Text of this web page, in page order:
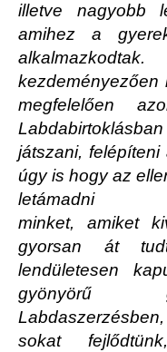
illetve nagyobb
amihez a
kezdeményezően
megfelelően
játszani,
úgy is hogy az
letámadni
minket, amiket
gyorsan át
lendületesen
gyönyörű
sokat